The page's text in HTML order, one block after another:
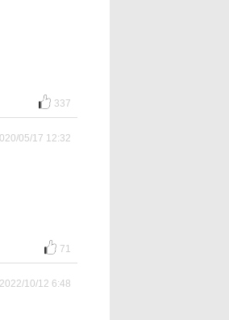
337
05/17 12:32
71
2022/10/12 6:48